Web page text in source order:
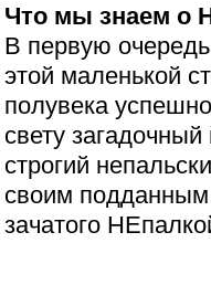
Что мы знаем о
В первую
этой маленькой
полувека
свету
строгий
своим подданным
зачатого